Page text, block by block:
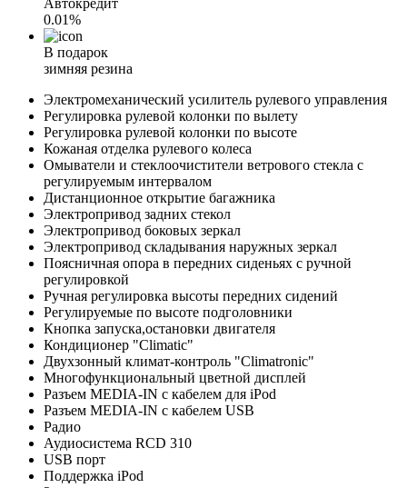
Автокредит
0.01%
В подарок
зимняя резина
Электромеханический усилитель рулевого управления
Регулировка рулевой колонки по вылету
Регулировка рулевой колонки по высоте
Кожаная отделка рулевого колеса
Омыватели и стеклоочистители ветрового стекла с
регулируемым интервалом
Дистанционное открытие багажника
Электропривод задних стекол
Электропривод боковых зеркал
Электропривод складывания наружных зеркал
Поясничная опора в передних сиденьях с ручной
регулировкой
Ручная регулировка высоты передних сидений
Регулируемые по высоте подголовники
Кнопка запуска,остановки двигателя
Кондиционер "Climatic"
Двухзонный климат-контроль "Climatronic"
Многофункциональный цветной дисплей
Разъем MEDIA-IN c кабелем для iPod
Разъем MEDIA-IN с кабелем USB
Радио
Аудиосистема RCD 310
USB порт
Поддержка iPod